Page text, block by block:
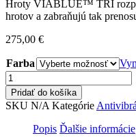
Hroty VIABLUE™ TRI
hrotov a zabraňujú tak
275,00 €
Farba
množstvo
Viablue
hroty
TRI
Pridať do košíka
SKU N/A Kategórie
Popis Ďalšie informácie